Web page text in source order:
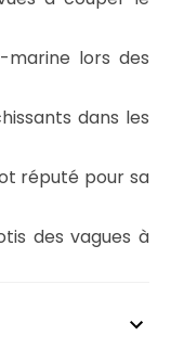
marine lors des
dans les
réputé pour sa
des vagues à